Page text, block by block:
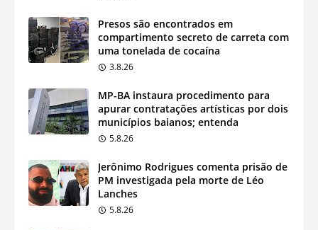
Presos são encontrados em
compartimento secreto de carreta com
uma tonelada de cocaína
3.8.26
MP-BA instaura procedimento para
apurar contratações artísticas por dois
municípios baianos; entenda
5.8.26
Jerônimo Rodrigues comenta prisão de
PM investigada pela morte de Léo
Lanches
5.8.26